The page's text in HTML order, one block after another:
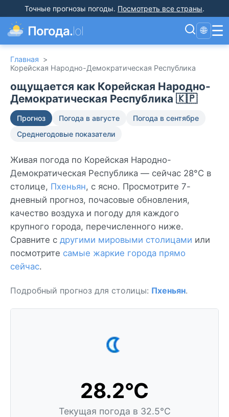
Точные прогнозы погоды. Посмотреть все страны.
Погода.lol 🌐 ☰
Главная >
Корейская Народно-Демократическая Республика
ощущается как Корейская Народно-
Демократическая Республика 🇰🇵
Прогноз Погода в августе
Погода в сентябре
Среднегодовые показатели
Живая погода по Корейская Народно-
Демократическая Республика — сейчас 28°C в
столице, Пхеньян, с ясно. Просмотрите 7-
дневный прогноз, почасовые обновления,
качество воздуха и погоду для каждого
крупного города, перечисленного ниже.
Сравните с другими мировыми столицами или
посмотрите самые жаркие города прямо
сейчас.
Подробный прогноз для столицы: Пхеньян.
28.2°C
Текущая погода в 32.5°C